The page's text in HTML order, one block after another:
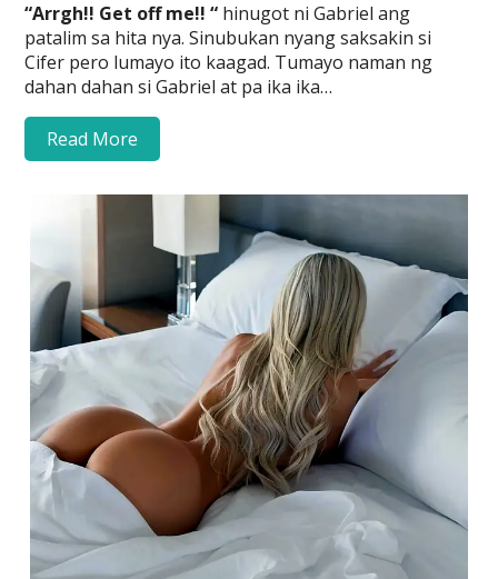
“Arrgh!! Get off me!! “ hinugot ni Gabriel ang
patalim sa hita nya. Sinubukan nyang saksakin si
Cifer pero lumayo ito kaagad. Tumayo naman ng
dahan dahan si Gabriel at pa ika ika…
Read More